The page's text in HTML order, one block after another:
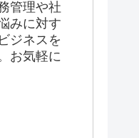
管理や社
みに対す
ジネスを
お気軽に